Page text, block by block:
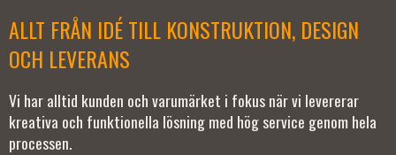
ALLT FRÅN IDÉ TILL KONSTRUKTION, DESIGN
OCH LEVERANS
Vi har alltid kunden och varumärket i fokus när vi levererar
kreativa och funktionella lösning med hög service genom hela
processen.